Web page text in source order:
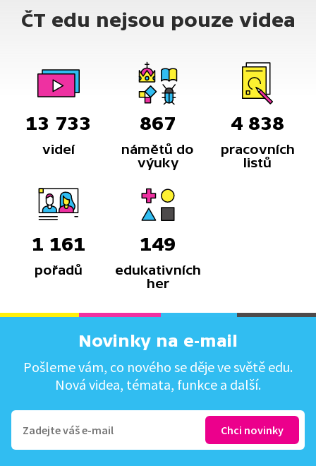
ČT edu nejsou pouze videa
13 733
videí
867
námětů do
výuky
4 838
pracovních
listů
1 161
pořadů
149
edukativních
her
Novinky na e-mail
Pošleme vám, co nového se děje ve světě edu.
Nová videa, témata, funkce a další.